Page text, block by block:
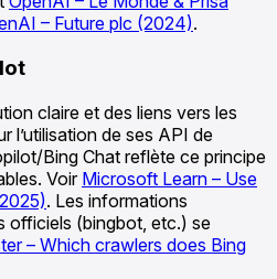
– Future plc (2024).
claire et des liens vers les
l’utilisation de ses API de
Bing Chat reflète ce principe
Voir Microsoft Learn – Use
. Les informations
officiels (bingbot, etc.) se
– Which crawlers does Bing